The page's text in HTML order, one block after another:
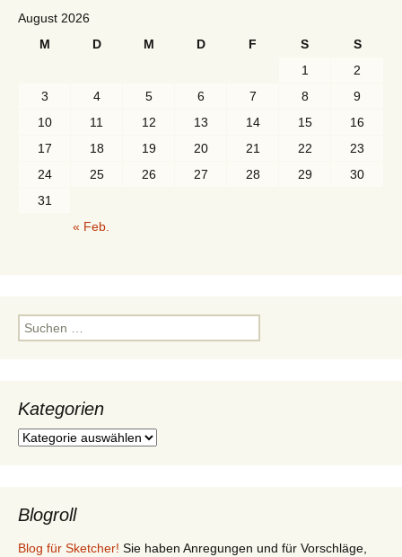
August 2026
M
D M D F S
S
1
2
3
4 5 6 7 8
9
10
11 12 13 14 15
16
17
18 19 20 21 22
23
24
25 26 27 28 29
30
31
« Feb.
Suchen
nach:
Kategorien
Kategorien
Blogroll
Blog für Sketcher! Sie haben Anregungen und für Vorschläge,